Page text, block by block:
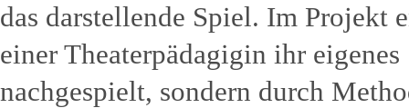
das darstellende Spiel. Im
einer Theaterpädagigin ihr
nachgespielt, sondern durch